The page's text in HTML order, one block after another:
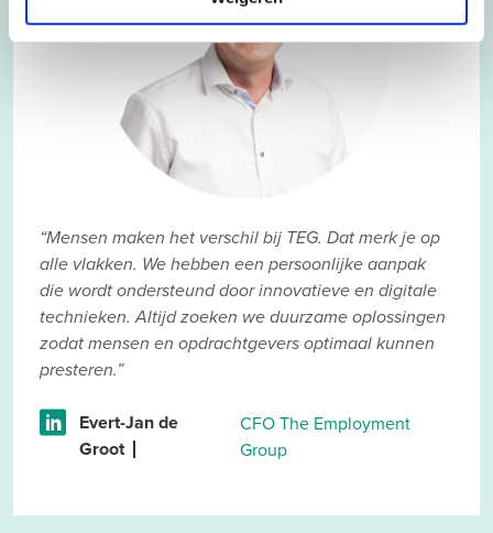
“Mensen maken het verschil bij TEG. Dat merk je op
alle vlakken. We hebben een persoonlijke aanpak
die wordt ondersteund door innovatieve en digitale
technieken. Altijd zoeken we duurzame oplossingen
zodat mensen en opdrachtgevers optimaal kunnen
presteren.”
Evert-Jan de
Groot
CFO The Employment
Group